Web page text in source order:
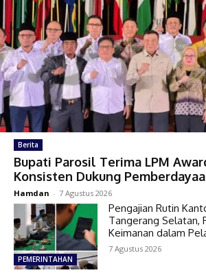
Berita
Bupati Parosil Terima LPM
Konsisten Dukung
Hamdan - 7 Agustus 2026
PEMERINTAHAN
Pengajian Rutin
Tangerang Selatan,
Keimanan dalam
7 Agustus 2026